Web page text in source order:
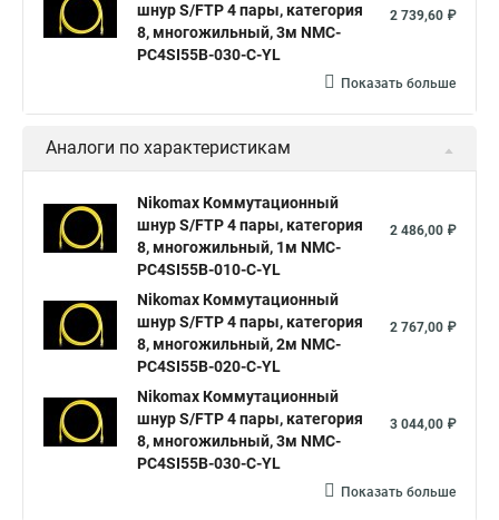
шнур S/FTP 4 пары, категория
8, многожильный, 3м NMC-
PC4SI55B-030-C-YL
2 739,60 ₽
Показать больше
Аналоги по характеристикам
Nikomax Коммутационный
шнур S/FTP 4 пары, категория
8, многожильный, 1м NMC-
PC4SI55B-010-C-YL
2 486,00 ₽
Nikomax Коммутационный
шнур S/FTP 4 пары, категория
8, многожильный, 2м NMC-
PC4SI55B-020-C-YL
2 767,00 ₽
Nikomax Коммутационный
шнур S/FTP 4 пары, категория
8, многожильный, 3м NMC-
PC4SI55B-030-C-YL
3 044,00 ₽
Показать больше